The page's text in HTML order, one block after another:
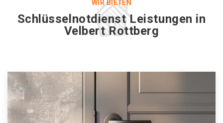
WIR BIETEN
Schlüsselnotdienst Leistungen in
Velbert Rottberg